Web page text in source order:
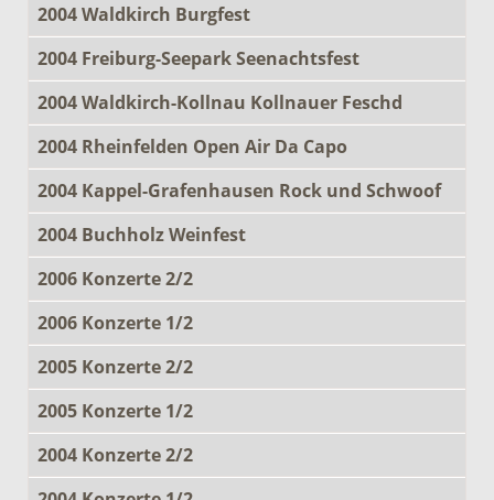
2004 Waldkirch Burgfest
2004 Freiburg-Seepark Seenachtsfest
2004 Waldkirch-Kollnau Kollnauer Feschd
2004 Rheinfelden Open Air Da Capo
2004 Kappel-Grafenhausen Rock und Schwoof
2004 Buchholz Weinfest
2006 Konzerte 2/2
2006 Konzerte 1/2
2005 Konzerte 2/2
2005 Konzerte 1/2
2004 Konzerte 2/2